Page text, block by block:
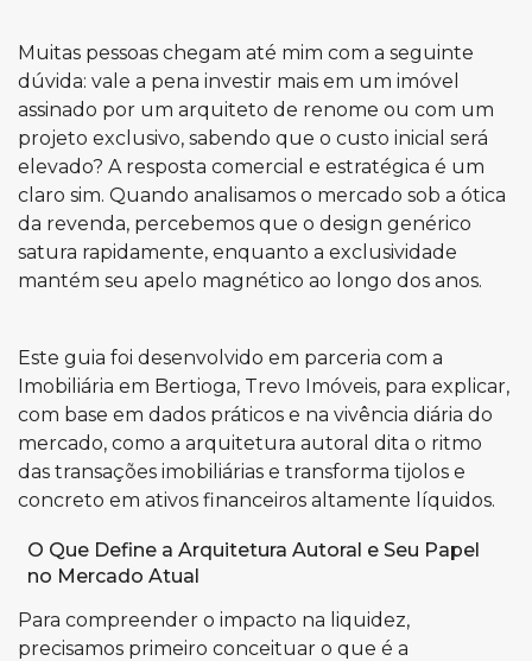
Muitas pessoas chegam até mim com a seguinte
dúvida: vale a pena investir mais em um imóvel
assinado por um arquiteto de renome ou com um
projeto exclusivo, sabendo que o custo inicial será
elevado? A resposta comercial e estratégica é um
claro sim. Quando analisamos o mercado sob a ótica
da revenda, percebemos que o design genérico
satura rapidamente, enquanto a exclusividade
mantém seu apelo magnético ao longo dos anos.
Este guia foi desenvolvido em parceria com a
Imobiliária em Bertioga, Trevo Imóveis, para explicar,
com base em dados práticos e na vivência diária do
mercado, como a arquitetura autoral dita o ritmo
das transações imobiliárias e transforma tijolos e
concreto em ativos financeiros altamente líquidos.
O Que Define a Arquitetura Autoral e Seu Papel
no Mercado Atual
Para compreender o impacto na liquidez,
precisamos primeiro conceituar o que é a